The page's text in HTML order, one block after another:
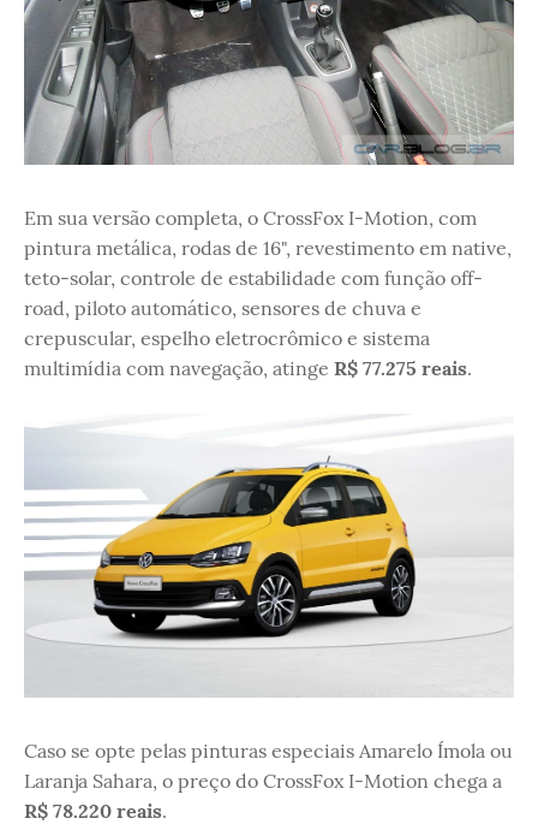
Em sua versão completa, o CrossFox I-Motion, com
pintura metálica, rodas de 16", revestimento em native,
teto-solar, controle de estabilidade com função off-
road, piloto automático, sensores de chuva e
crepuscular, espelho eletrocrômico e sistema
multimídia com navegação, atinge R$ 77.275 reais.
Caso se opte pelas pinturas especiais Amarelo Ímola ou
Laranja Sahara, o preço do CrossFox I-Motion chega a
R$ 78.220 reais.